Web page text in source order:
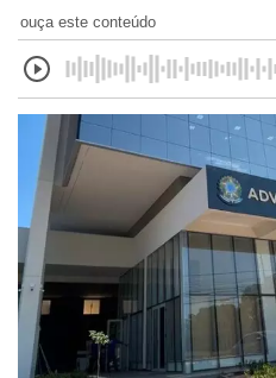
ouça este conteúdo